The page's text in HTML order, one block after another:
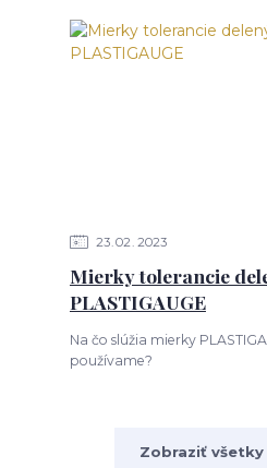
23 02 2023
Mierky tolerancie
PLASTIGAUGE
Na čo slúžia mierky
používame?
Zobraziť všetky